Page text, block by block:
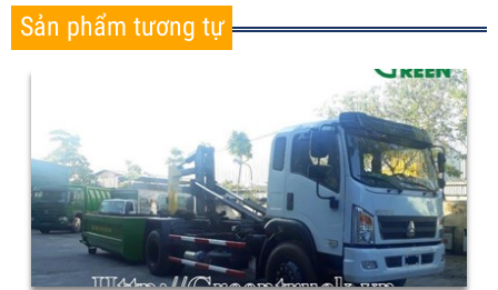
Nhận xét
Sản phẩm tương tự